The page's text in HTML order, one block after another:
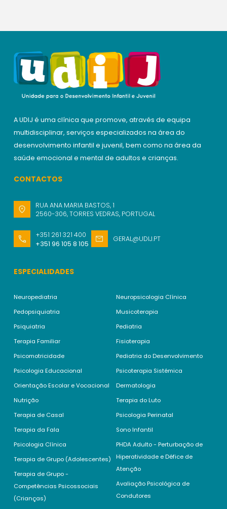
A UDIJ é uma clínica que promove, através de equipa
multidisciplinar, serviços especializados na área do
desenvolvimento infantil e juvenil, bem como na área da
saúde emocional e mental de adultos e crianças.
CONTACTOS
RUA ANA MARIA BASTOS, 1
2560-306, TORRES VEDRAS, PORTUGAL
+351 261 321 400
+351 96 105 8 105
GERAL@UDIJ.PT
ESPECIALIDADES
Neuropediatria
Pedopsiquiatria
Psiquiatria
Terapia Familiar
Psicomotricidade
Psicologia Educacional
Orientação Escolar e Vocacional
Nutrição
Terapia de Casal
Terapia da Fala
Psicologia Clínica
Terapia de Grupo (Adolescentes)
Terapia de Grupo -
Competências Psicossociais
(Crianças)
Neuropsicologia Clínica
Musicoterapia
Pediatria
Fisioterapia
Pediatria do Desenvolvimento
Psicoterapia Sistémica
Dermatologia
Terapia do Luto
Psicologia Perinatal
Sono Infantil
PHDA Adulto - Perturbação de
Hiperatividade e Défice de
Atenção
Avaliação Psicológica de
Condutores